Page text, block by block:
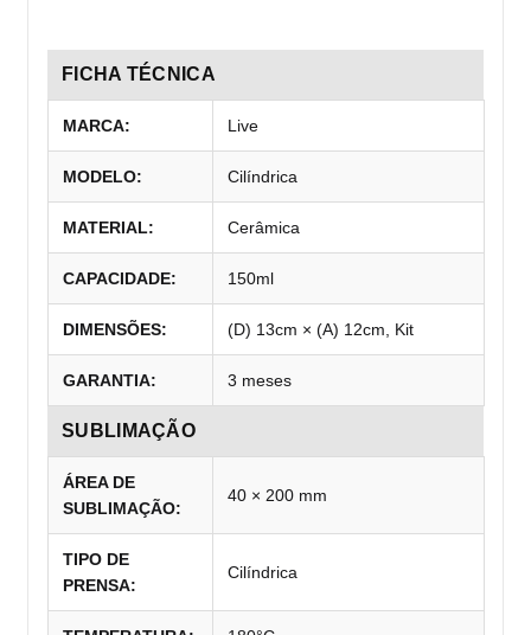
FICHA TÉCNICA
MARCA: Live
MODELO: Cilíndrica
MATERIAL: Cerâmica
CAPACIDADE: 150ml
DIMENSÕES: (D) 13cm × (A) 12cm, Kit
GARANTIA: 3 meses
SUBLIMAÇÃO
ÁREA DE
SUBLIMAÇÃO:
40 × 200 mm
TIPO DE
PRENSA:
Cilíndrica